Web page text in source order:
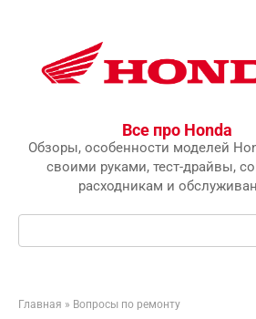
Все про Honda
Обзоры, особенности моделей
своими руками, тест-драйвы,
расходникам и
Главная » Вопросы по ремонту